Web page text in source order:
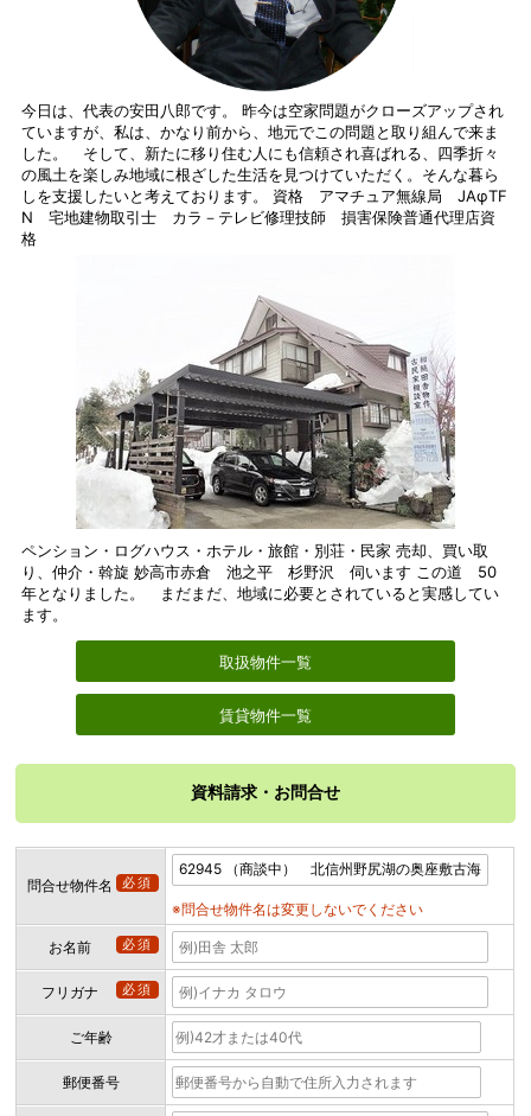
今日は、代表の安田八郎です。 昨今は空家問題がクローズアップされ
ていますが、私は、かなり前から、地元でこの問題と取り組んで来ま
した。 そして、新たに移り住む人にも信頼され喜ばれる、四季折々
の風土を楽しみ地域に根ざした生活を見つけていただく。そんな暮ら
しを支援したいと考えております。 資格 アマチュア無線局 JAφTF
N 宅地建物取引士 カラ－テレビ修理技師 損害保険普通代理店資
格
ペンション・ログハウス・ホテル・旅館・別荘・民家 売却、買い取
り、仲介・斡旋 妙高市赤倉 池之平 杉野沢 伺います この道 50
年となりました。 まだまだ、地域に必要とされていると実感してい
ます。
取扱物件一覧
賃貸物件一覧
資料請求・お問合せ
問合せ物件名 必須
※問合せ物件名は変更しないでください
お名前 必須
フリガナ 必須
ご年齢
郵便番号